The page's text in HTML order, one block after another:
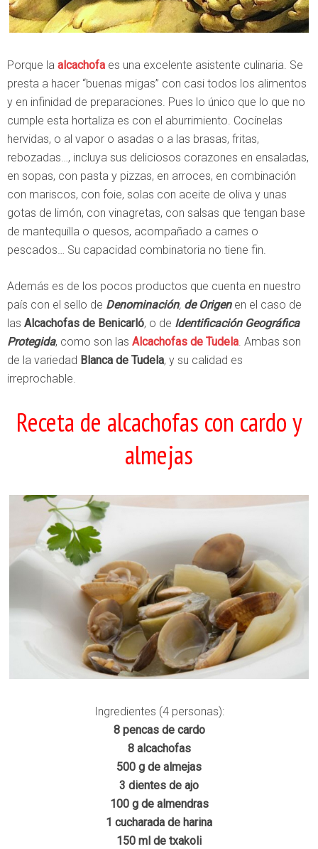
Porque la alcachofa es una excelente asistente culinaria. Se
presta a hacer “buenas migas” con casi todos los alimentos
y en infinidad de preparaciones. Pues lo único que lo que no
cumple esta hortaliza es con el aburrimiento. Cocínelas
hervidas, o al vapor o asadas o a las brasas, fritas,
rebozadas…, incluya sus deliciosos corazones en ensaladas,
en sopas, con pasta y pizzas, en arroces, en combinación
con mariscos, con foie, solas con aceite de oliva y unas
gotas de limón, con vinagretas, con salsas que tengan base
de mantequilla o quesos, acompañado a carnes o
pescados… Su capacidad combinatoria no tiene fin.
Además es de los pocos productos que cuenta en nuestro
país con el sello de Denominación, de Origenen el caso de
las Alcachofas de Benicarló, o de Identificación Geográfica
Protegida, como son las Alcachofas de Tudela. Ambas son
de la variedad Blanca de Tudela, y su calidad es
irreprochable.
Receta de alcachofas con cardo y
almejas
Ingredientes (4 personas):
8 pencas de cardo
8 alcachofas
500 g de almejas
3 dientes de ajo
100 g de almendras
1 cucharada de harina
150 ml de txakoli